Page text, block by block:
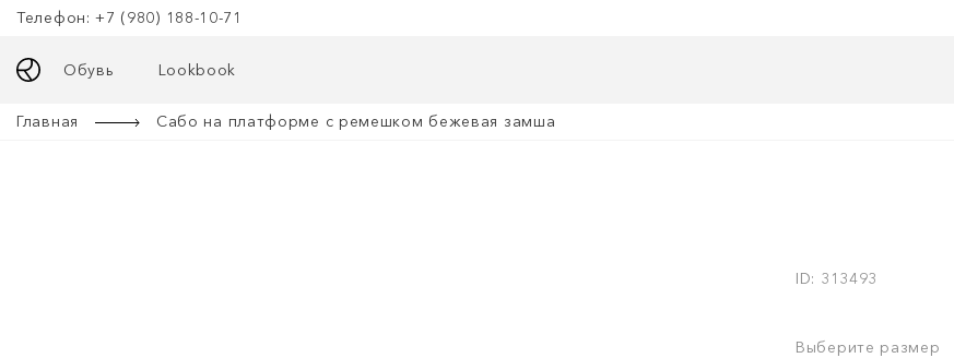
Телефон: +7 (980) 188-10-71
Обувь Lookbook
Главная Сабо на платформе с ремешком бежевая замша
ID: 313493
Выберите размер